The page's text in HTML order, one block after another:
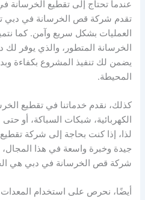
عندما تحتاج إلى تقطيع الخرسانة
تقدم شركة قص الخرسانة في دبي
العمليات بشكل سريع وآمن. كما
الخرسانة المتطور، والذي يوفر لك
يضمن لك تنفيذ المشروع بكفاءة
المحيطة.
كذلك، نقدم خدماتنا في تقطيع
الكهربائية، شبكات السباكة، أو
لذا، إذا كنت بحاجة إلى شركة
جيدة وخبرة واسعة في هذا المجال،
شركة قص الخرسانة في دبي هي
أيضًا، نحرص على استخدام المعدات